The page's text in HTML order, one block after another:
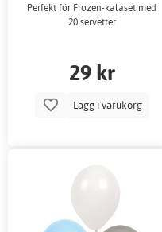
Perfekt för Frozen-kalaset med
20 servetter
29 kr
Lägg i varukorg